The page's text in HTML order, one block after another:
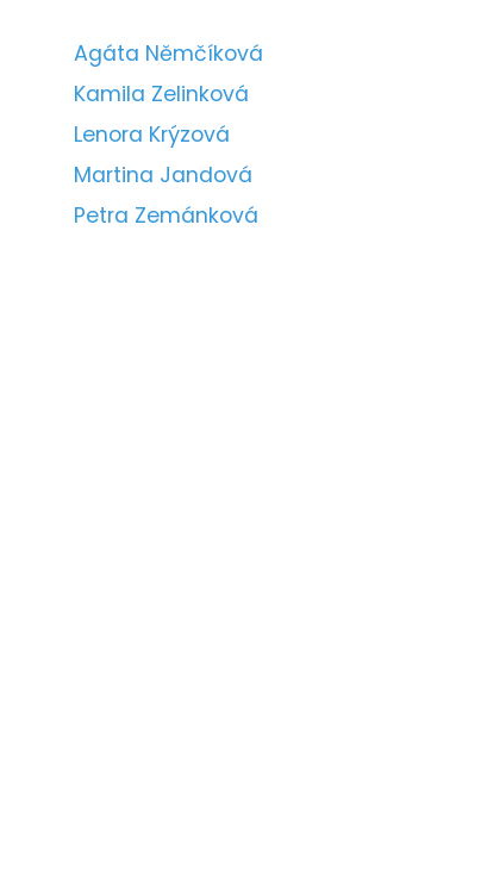
Agáta Němčíková
Kamila Zelinková
Lenora Krýzová
Martina Jandová
Petra Zemánková